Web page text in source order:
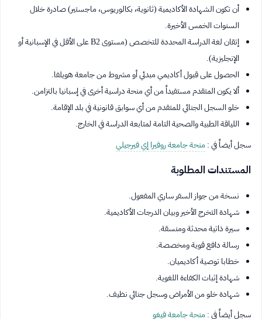
أن تكون الشهادة الأكاديمية (ثانوية، بكالوريوس، ماجستير) صادرة خلال
السنوات الخمس الأخيرة.
إتقان لغة الدراسة المحددة للتخصص (مستوى B2 على الأقل في الإسبانية أو
الإنجليزية).
الحصول على قبول أكاديمي مبدئي أو مشروط من جامعة هويلفا.
ألا يكون المتقدم مستفيداً من أي منحة دراسية أخرى في إسبانيا بالتزامن.
خلو السجل الجنائي للمتقدم من أي سوابق قانونية في بلد الإقامة.
اللياقة الطبية والصحية التامة لمتابعة الدراسة في الخارج.
سجل أيضاً في :منحة جامعة روفيرا إي فيرجيلي
المستندات المطلوبة
نسخة من جواز السفر ساري المفعول.
شهادة التخرج الأخير وبيان الدرجات الأكاديمية.
سيرة ذاتية محدثة ومنسقة.
رسالة دافع قوية ومخصصة.
خطابا توصية أكاديميان.
شهادة إثبات الكفاءة اللغوية.
شهادة خلو من الأمراض وسجل جنائي نظيف.
سجل أيضاً في :منحة جامعة فيغو